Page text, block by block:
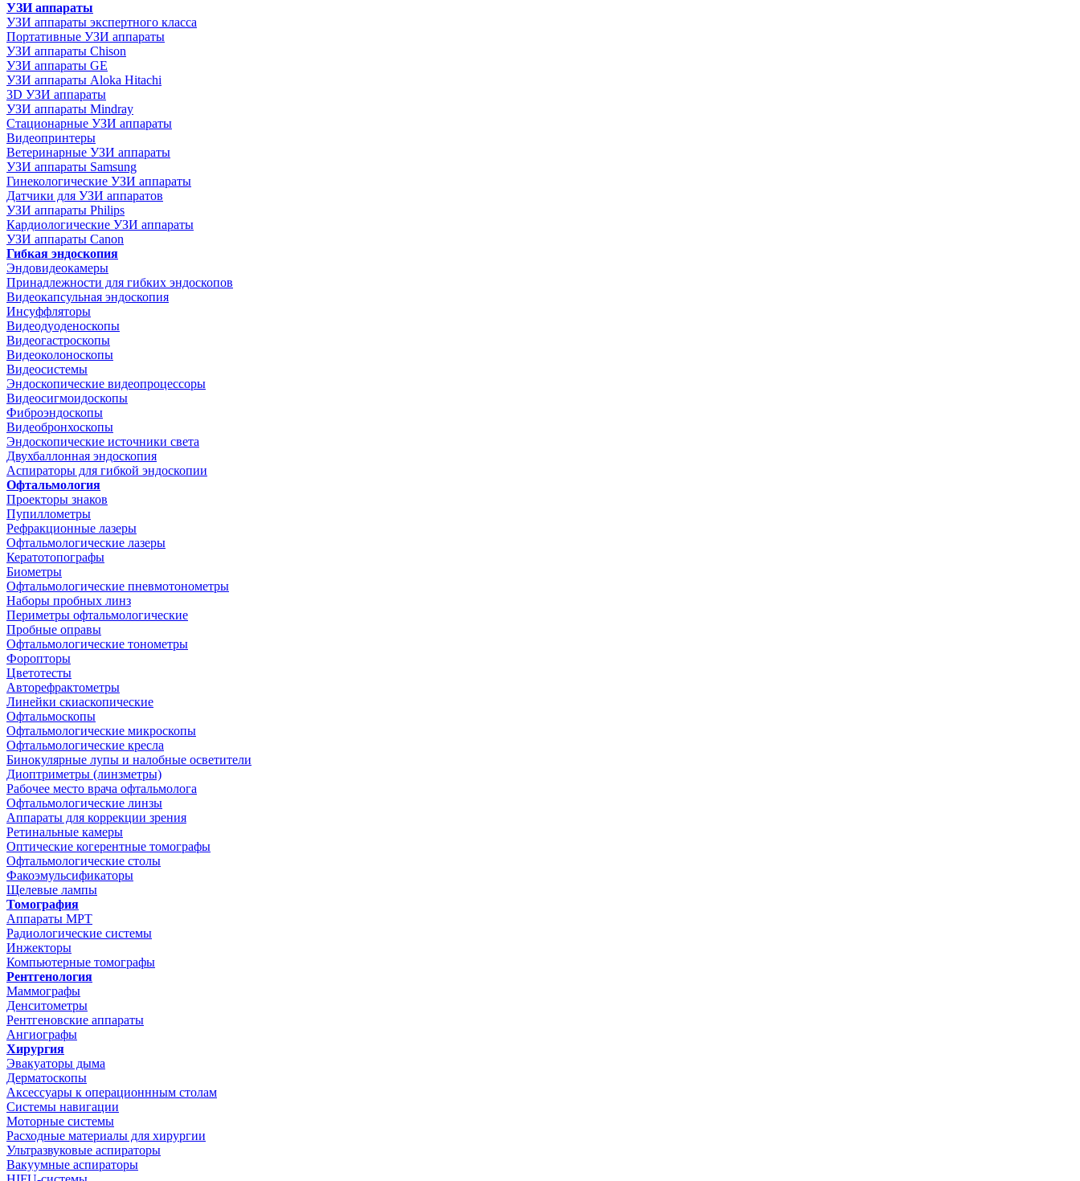
УЗИ аппараты
УЗИ аппараты экспертного класса
Портативные УЗИ аппараты
УЗИ аппараты Chison
УЗИ аппараты GE
УЗИ аппараты Aloka Hitachi
3D УЗИ аппараты
УЗИ аппараты Mindray
Стационарные УЗИ аппараты
Видеопринтеры
Ветеринарные УЗИ аппараты
УЗИ аппараты Samsung
Гинекологические УЗИ аппараты
Датчики для УЗИ аппаратов
УЗИ аппараты Philips
Кардиологические УЗИ аппараты
УЗИ аппараты Canon
Гибкая эндоскопия
Эндовидеокамеры
Принадлежности для гибких эндоскопов
Видеокапсульная эндоскопия
Инсуффляторы
Видеодуоденоскопы
Видеогастроскопы
Видеоколоноскопы
Видеосистемы
Эндоскопические видеопроцессоры
Видеосигмоидоскопы
Фиброэндоскопы
Видеобронхоскопы
Эндоскопические источники света
Двухбаллонная эндоскопия
Аспираторы для гибкой эндоскопии
Офтальмология
Проекторы знаков
Пупиллометры
Рефракционные лазеры
Офтальмологические лазеры
Кератотопографы
Биометры
Офтальмологические пневмотонометры
Наборы пробных линз
Периметры офтальмологические
Пробные оправы
Офтальмологические тонометры
Форопторы
Цветотесты
Авторефрактометры
Линейки скиаскопические
Офтальмоскопы
Офтальмологические микроскопы
Офтальмологические кресла
Бинокулярные лупы и налобные осветители
Диоптриметры (линзметры)
Рабочее место врача офтальмолога
Офтальмологические линзы
Аппараты для коррекции зрения
Ретинальные камеры
Оптические когерентные томографы
Офтальмологические столы
Факоэмульсификаторы
Щелевые лампы
Томография
Аппараты МРТ
Радиологические системы
Инжекторы
Компьютерные томографы
Рентгенология
Маммографы
Денситометры
Рентгеновские аппараты
Ангиографы
Хирургия
Эвакуаторы дыма
Дерматоскопы
Аксессуары к операционнным столам
Системы навигации
Моторные системы
Расходные материалы для хирургии
Ультразвуковые аспираторы
Вакуумные аспираторы